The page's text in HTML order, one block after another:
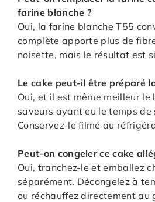
farine blanche ?
Oui, la farine blanche T55
complète apporte plus de
noisette, mais le résultat est
Le cake peut-il être préparé
Oui, et il est même meilleur le
saveurs ayant eu le temps de
Conservez-le filmé au
Peut-on congeler ce cake
Oui, tranchez-le et emballez
séparément. Décongelez à
ou réchauffez directement au